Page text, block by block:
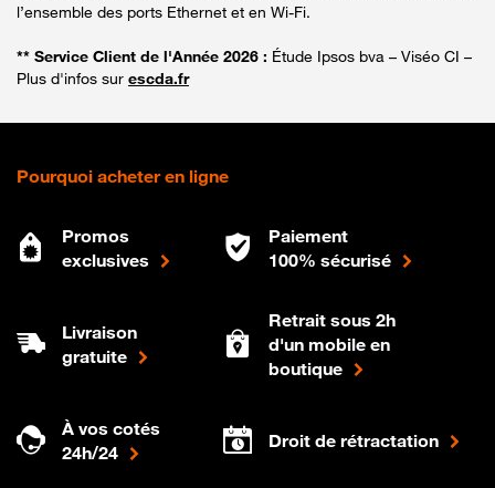
l’ensemble des ports Ethernet et en Wi-Fi.
** Service Client de l'Année 2026 : Étude Ipsos bva – Viséo CI –
Plus d'infos sur escda.fr
Pourquoi acheter en ligne
Promos
exclusives
Paiement
100% sécurisé
Livraison
gratuite
Retrait sous 2h
d'un mobile en
boutique
À vos cotés
24h/24
Droit de rétractation